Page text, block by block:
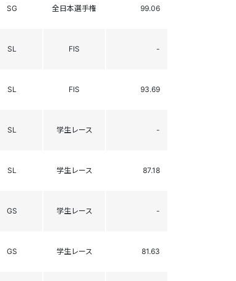
SG 全日本選手権 99.06
SL FIS -
SL FIS 93.69
SL 学生レース -
SL 学生レース 87.18
GS 学生レース -
GS 学生レース 81.63